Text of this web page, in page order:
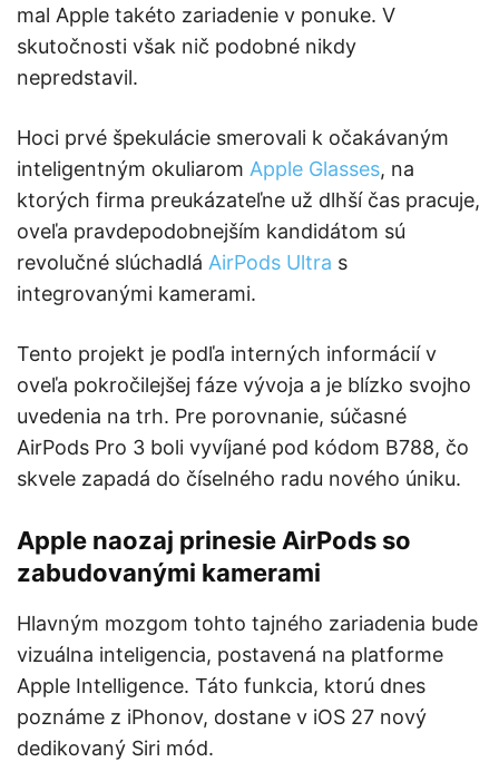
mal Apple takéto zariadenie v ponuke. V
skutočnosti však nič podobné nikdy
nepredstavil.
Hoci prvé špekulácie smerovali k očakávaným
inteligentným okuliarom Apple Glasses, na
ktorých firma preukázateľne už dlhší čas pracuje,
oveľa pravdepodobnejším kandidátom sú
revolučné slúchadlá AirPods Ultra s
integrovanými kamerami.
Tento projekt je podľa interných informácií v
oveľa pokročilejšej fáze vývoja a je blízko svojho
uvedenia na trh. Pre porovnanie, súčasné
AirPods Pro 3 boli vyvíjané pod kódom B788, čo
skvele zapadá do číselného radu nového úniku.
Apple naozaj prinesie AirPods so
zabudovanými kamerami
Hlavným mozgom tohto tajného zariadenia bude
vizuálna inteligencia, postavená na platforme
Apple Intelligence. Táto funkcia, ktorú dnes
poznáme z iPhonov, dostane v iOS 27 nový
dedikovaný Siri mód.